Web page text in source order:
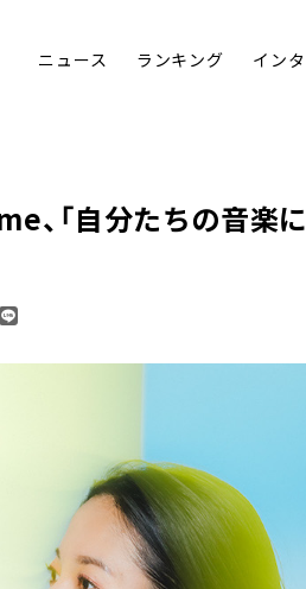
ニュース ランキング イン
、「自分たちの音楽